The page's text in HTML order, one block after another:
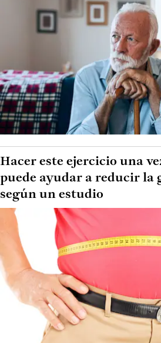
Hacer este ejercicio una
puede ayudar a reducir la
según un estudio